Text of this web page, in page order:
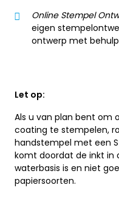
Online Stempel
eigen
ontwerp met
Let op:
Als u van plan bent om
coating te stempelen,
handstempel met een
komt doordat de inkt in
waterbasis is en niet
papiersoorten.